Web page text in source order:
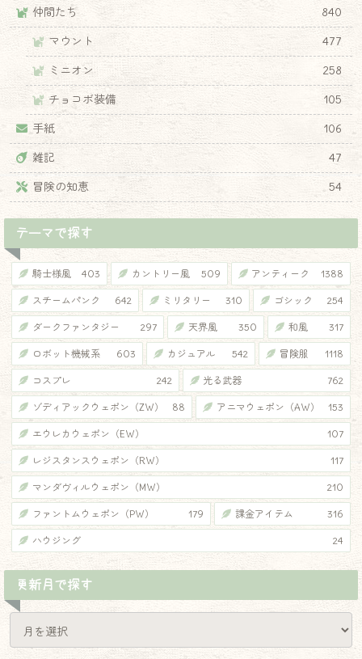
仲間たち
840
マウント
477
ミニオン
258
チョコボ装備
105
手紙
106
雑記
47
冒険の知恵
54
テーマで探す
騎士様風 403 カントリー風 509 アンティーク 1388
スチームパンク 642 ミリタリー 310 ゴシック 254
ダークファンタジー 297 天界風 350 和風 317
ロボット機械系 603 カジュアル 542 冒険服 1118
コスプレ 242 光る武器 762
ゾディアックウェポン（ZW） 88 アニマウェポン（AW） 153
エウレカウェポン（EW） 107
レジスタンスウェポン（RW） 117
マンダヴィルウェポン（MW） 210
ファントムウェポン（PW） 179 課金アイテム 316
ハウジング 24
更新月で探す